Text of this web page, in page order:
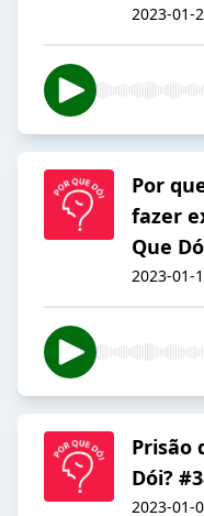
2023-01-
Por
fazer
Que
2023-01-
Prisão
Dói?
2023-01-